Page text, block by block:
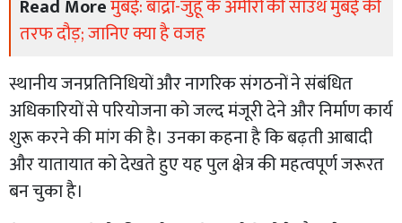
Read Moreमुंबई: बांद्रा-जुहू के अमीरों की साउथ मुंबई की
तरफ दौड़; जानिए क्या है वजह
स्थानीय जनप्रतिनिधियों और नागरिक संगठनों ने संबंधित
अधिकारियों से परियोजना को जल्द मंजूरी देने और निर्माण कार्य
शुरू करने की मांग की है। उनका कहना है कि बढ़ती आबादी
और यातायात को देखते हुए यह पुल क्षेत्र की महत्वपूर्ण जरूरत
बन चुका है।